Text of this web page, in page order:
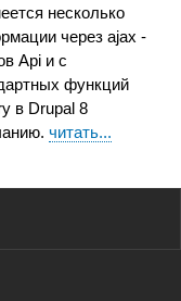
несколько
через ajax -
Api и с
функций
в Drupal 8
читать...